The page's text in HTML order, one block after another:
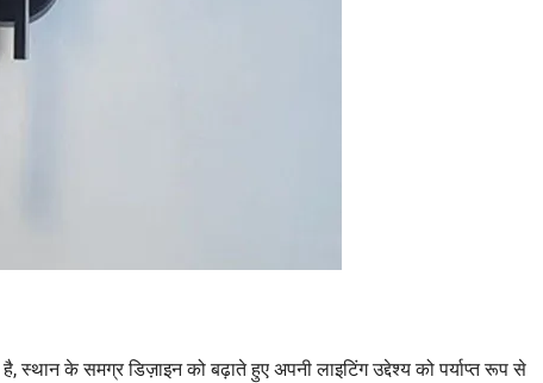
के समग्र डिज़ाइन को बढ़ाते हुए अपनी लाइटिंग उद्देश्य को पर्याप्त रूप से